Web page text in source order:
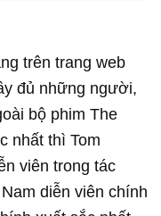
trên trang web
đủ những người,
bộ phim The
nhất thì Tom
viên trong tác
diễn viên chính